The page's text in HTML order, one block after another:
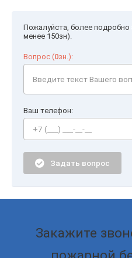
Пожалуйста, более
менее 150зн).
Вопрос (0зн.):
Ваш телефон:
Задать вопрос
Закажите